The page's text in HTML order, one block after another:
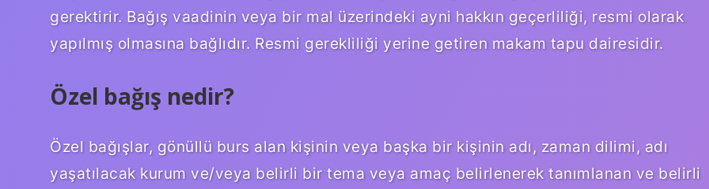
gerektirir. Bağış vaadinin veya bir mal üzerindeki ayni hakkın geçerliliği, resmi olarak
yapılmış olmasına bağlıdır. Resmi gerekliliği yerine getiren makam tapu dairesidir.
Özel bağış nedir?
Özel bağışlar, gönüllü burs alan kişinin veya başka bir kişinin adı, zaman dilimi, adı
yaşatılacak kurum ve/veya belirli bir tema veya amaç belirlenerek tanımlanan ve belirli